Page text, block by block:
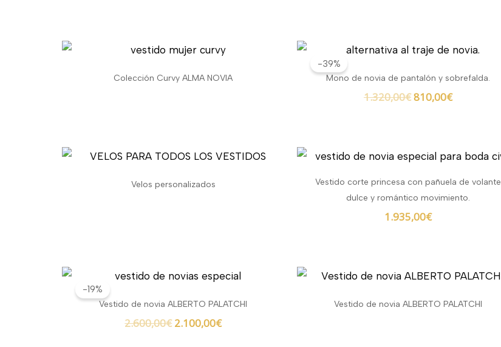
Colección Curvy ALMA NOVIA
-39%
Mono de novia de pantalón y sobrefalda.
1.320,00€
El
precio
original
1.320,00€.
810,00€
El
actual
810,00€.
Velos personalizados
Vestido corte princesa con pañuela de volante
dulce y romántico movimiento.
1.935,00€
-19%
Vestido de novia ALBERTO PALATCHI
2.600,00€
El
original
2.600,00€.
2.100,00€
El
actual
2.100,00€.
Vestido de novia ALBERTO PALATCHI